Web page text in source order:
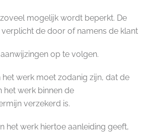
mogelijk wordt beperkt. De
de door of namens de klant
op te volgen.
het werk moet zodanig zijn, dat de
werk binnen de
verzekerd is.
het werk hiertoe aanleiding geeft,